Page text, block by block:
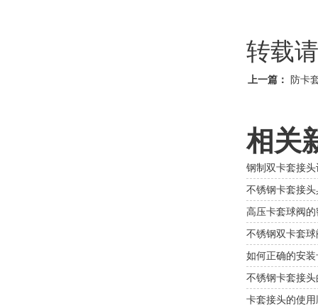
转载
上一篇： 防卡
相关
钢制双卡套接
不锈钢卡套接
高压卡套球阀
不锈钢双卡套
如何正确的安
不锈钢卡套接
卡套接头的使